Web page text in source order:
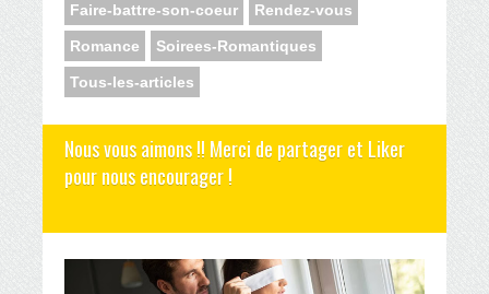
Faire-battre-son-coeur Rendez-vous
Romance Soirees-Romantiques
Tous-les-articles
Nous vous aimons !! Merci de partager et Liker
pour nous encourager !